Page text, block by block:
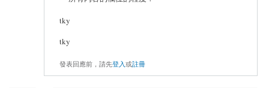
tky
tky
發表回應前，請先登入或註冊